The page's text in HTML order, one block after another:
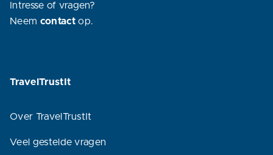
Intresse of vragen?
Neem contact op.
TravelTrustIt
Over TravelTrustIt
Veel gestelde vragen